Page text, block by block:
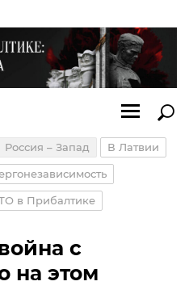
Россия – Запад В Латвии
в Прибалтике
с
на этом